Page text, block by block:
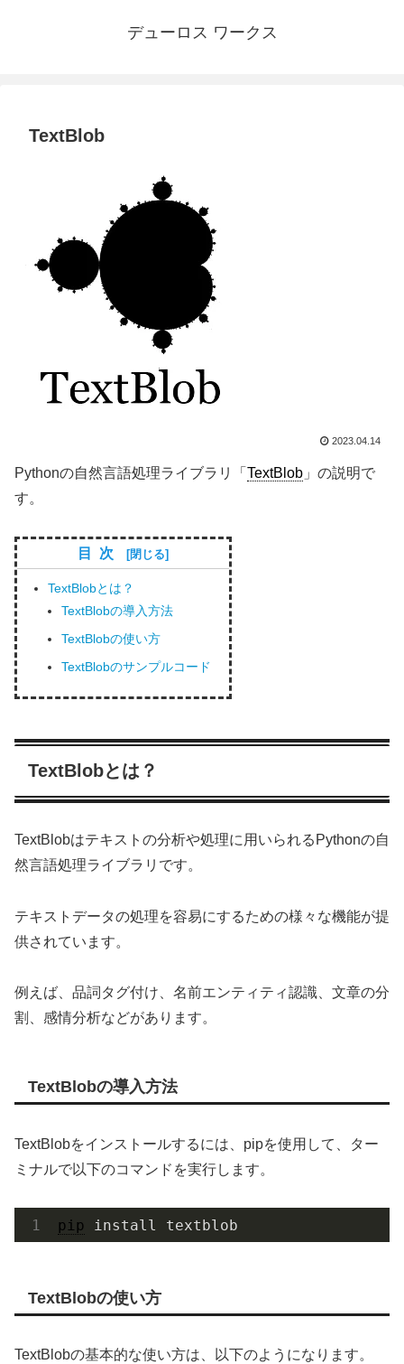
デューロス ワークス
TextBlob
2023.04.14
Pythonの自然言語処理ライブラリ「 TextBlob 」の説明で
す。
目次
TextBlobとは？
TextBlobの導入方法
TextBlobの使い方
TextBlobのサンプルコード
TextBlobとは？
TextBlobはテキストの分析や処理に用いられるPythonの自
然言語処理ライブラリです。
テキストデータの処理を容易にするための様々な機能が提
供されています。
例えば、品詞タグ付け、名前エンティティ認識、文章の分
割、感情分析などがあります。
TextBlobの導入方法
TextBlobをインストールするには、pipを使用して、ター
ミナルで以下のコマンドを実行します。
pip install textblob
TextBlobの使い方
TextBlobの基本的な使い方は、以下のようになります。